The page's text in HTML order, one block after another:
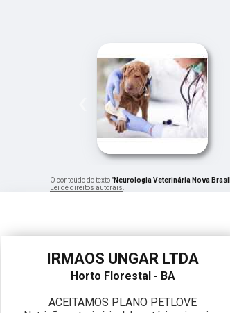
O conteúdo do texto "Neurologia Veterinária Nova Brasil
Lei de direitos autorais.
IRMAOS UNGAR LTDA
Horto Florestal - BA
ACEITAMOS PLANO PETLOVE